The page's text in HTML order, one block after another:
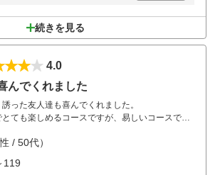
続きを見る
4.0
んでくれました
った友人達も喜んでくれました。
ても楽しめるコースですが、易しいコースでは
/ 50代）
119